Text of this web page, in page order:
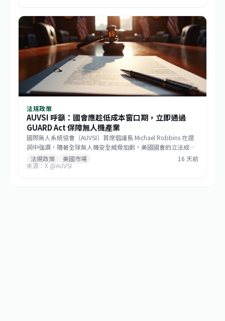
來擴大非紅供應鏈的機會，但業者仍需強化技術自主與國際合規
能力。
法規政策
AUVSI 呼籲：國會應趁低成本窗口期，立即通過
GUARD Act 保障無人機產業
國際無人系統協會（AUVSI）首席倡議長 Michael Robbins 在證
詞中強調，隨著全球無人機安全威脅加劇，美國國會的立法成本
窗口已開啟。他呼籲立法者把握時機，立即通過《防止無人機攻
擊與保障國土安全法案》（GUARD Act），以最低的成本結構來
法規政策 美國市場
16 天前
來源：X @AUVSI